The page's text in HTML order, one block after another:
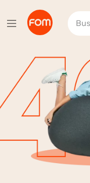
Buscar